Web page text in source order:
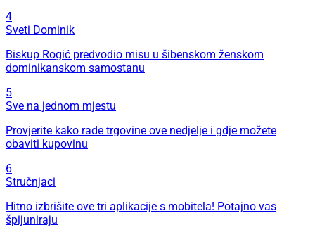
4
Sveti Dominik
Biskup Rogić predvodio misu u šibenskom ženskom
dominikanskom samostanu
5
Sve na jednom mjestu
Provjerite kako rade trgovine ove nedjelje i gdje možete
obaviti kupovinu
6
Stručnjaci
Hitno izbrišite ove tri aplikacije s mobitela! Potajno vas
špijuniraju